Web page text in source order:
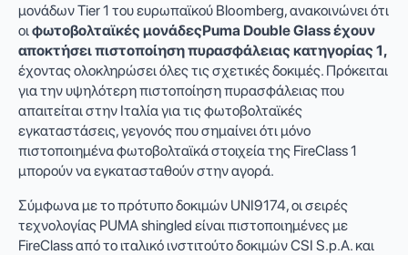
μονάδων Tier 1 του ευρωπαϊκού Bloomberg, ανακοινώνει ότι
οιφωτοβολταϊκές μονάδεςPuma Double Glass έχουν
αποκτήσειπιστοποίηση πυρασφάλειας κατηγορίας 1,
έχοντας ολοκληρώσει όλες τις σχετικές δοκιμές. Πρόκειται
για την υψηλότερη πιστοποίηση πυρασφάλειας που
απαιτείται στην Ιταλία για τις φωτοβολταϊκές
εγκαταστάσεις, γεγονός που σημαίνει ότι μόνο
πιστοποιημένα φωτοβολταϊκά στοιχεία της FireClass 1
μπορούν να εγκατασταθούν στην αγορά.
Σύμφωνα με το πρότυπο δοκιμών UNI9174, οι σειρές
τεχνολογίας PUMA shingled είναι πιστοποιημένες με
FireClass από το ιταλικό ινστιτούτο δοκιμών CSI S.p.A. και